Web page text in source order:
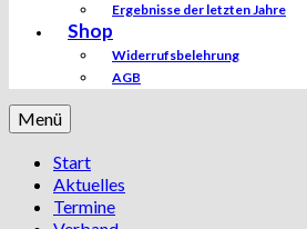
Ergebnisse der letzten Jahre
Shop
Widerrufsbelehrung
AGB
Menü
Start
Aktuelles
Termine